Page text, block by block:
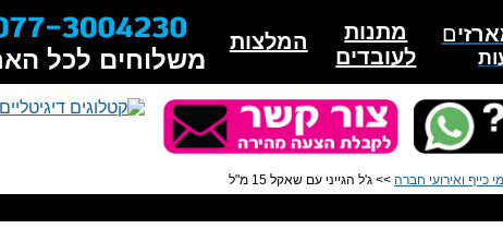
המלצות
מתנות
לעובדים
ם
משלוחים לכל
כייף ואירועי חברה >> ג'ל הגייני עם שאקל 15 מ"ל